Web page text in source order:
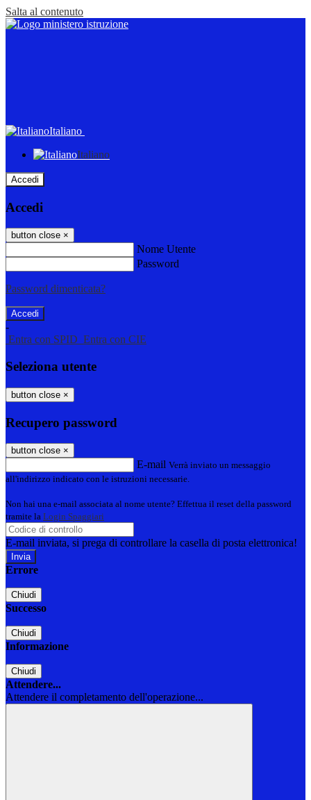
Salta al contenuto
Italiano
Italiano
Accedi
Accedi
button close ×
Nome Utente
Password
Password dimenticata?
-
Entra con SPID Entra con CIE
Seleziona utente
button close ×
Recupero password
button close ×
E-mail Verrà inviato un messaggio
all'indirizzo indicato con le istruzioni necessarie.
Non hai una e-mail associata al nome utente? Effettua il reset della password
tramite la Login Spaggiari
E-mail inviata, si prega di controllare la casella di posta elettronica!
Errore
Chiudi
Successo
Chiudi
Informazione
Chiudi
Attendere...
Attendere il completamento dell'operazione...